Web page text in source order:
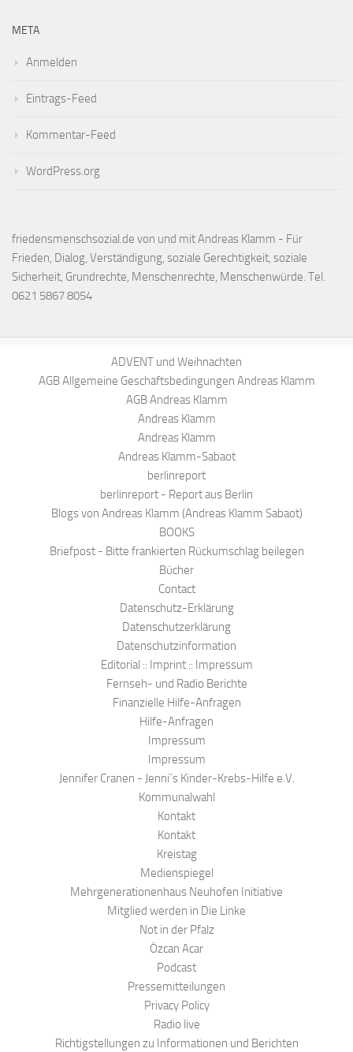
META
Anmelden
Eintrags-Feed
Kommentar-Feed
WordPress.org
friedensmenschsozial.de von und mit Andreas Klamm - Für
Frieden, Dialog, Verständigung, soziale Gerechtigkeit, soziale
Sicherheit, Grundrechte, Menschenrechte, Menschenwürde. Tel.
0621 5867 8054
ADVENT und Weihnachten
AGB Allgemeine Geschäftsbedingungen Andreas Klamm
AGB Andreas Klamm
Andreas Klamm
Andreas Klamm
Andreas Klamm-Sabaot
berlinreport
berlinreport - Report aus Berlin
Blogs von Andreas Klamm (Andreas Klamm Sabaot)
BOOKS
Briefpost - Bitte frankierten Rückumschlag beilegen
Bücher
Contact
Datenschutz-Erklärung
Datenschutzerklärung
Datenschutzinformation
Editorial :: Imprint :: Impressum
Fernseh- und Radio Berichte
Finanzielle Hilfe-Anfragen
Hilfe-Anfragen
Impressum
Impressum
Jennifer Cranen - Jenni´s Kinder-Krebs-Hilfe e.V.
Kommunalwahl
Kontakt
Kontakt
Kreistag
Medienspiegel
Mehrgenerationenhaus Neuhofen Initiative
Mitglied werden in Die Linke
Not in der Pfalz
Özcan Acar
Podcast
Pressemitteilungen
Privacy Policy
Radio live
Richtigstellungen zu Informationen und Berichten